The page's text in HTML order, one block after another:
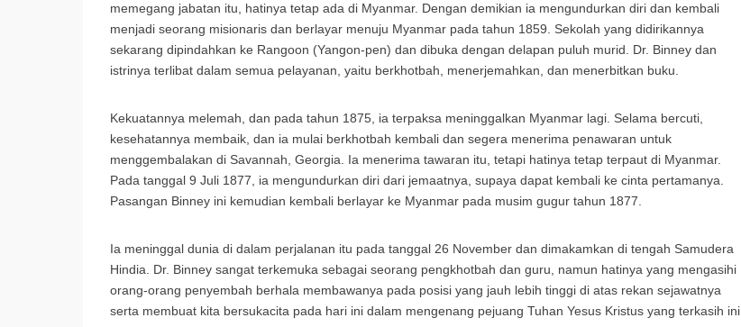
memegang jabatan itu, hatinya tetap ada di Myanmar. Dengan demikian ia mengundurkan diri dan kembali
menjadi seorang misionaris dan berlayar menuju Myanmar pada tahun 1859. Sekolah yang didirikannya
sekarang dipindahkan ke Rangoon (Yangon-pen) dan dibuka dengan delapan puluh murid. Dr. Binney dan
istrinya terlibat dalam semua pelayanan, yaitu berkhotbah, menerjemahkan, dan menerbitkan buku.
Kekuatannya melemah, dan pada tahun 1875, ia terpaksa meninggalkan Myanmar lagi. Selama bercuti,
kesehatannya membaik, dan ia mulai berkhotbah kembali dan segera menerima penawaran untuk
menggembalakan di Savannah, Georgia. Ia menerima tawaran itu, tetapi hatinya tetap terpaut di Myanmar.
Pada tanggal 9 Juli 1877, ia mengundurkan diri dari jemaatnya, supaya dapat kembali ke cinta pertamanya.
Pasangan Binney ini kemudian kembali berlayar ke Myanmar pada musim gugur tahun 1877.
Ia meninggal dunia di dalam perjalanan itu pada tanggal 26 November dan dimakamkan di tengah Samudera
Hindia. Dr. Binney sangat terkemuka sebagai seorang pengkhotbah dan guru, namun hatinya yang mengasihi
orang-orang penyembah berhala membawanya pada posisi yang jauh lebih tinggi di atas rekan sejawatnya
serta membuat kita bersukacita pada hari ini dalam mengenang pejuang Tuhan Yesus Kristus yang terkasih ini.